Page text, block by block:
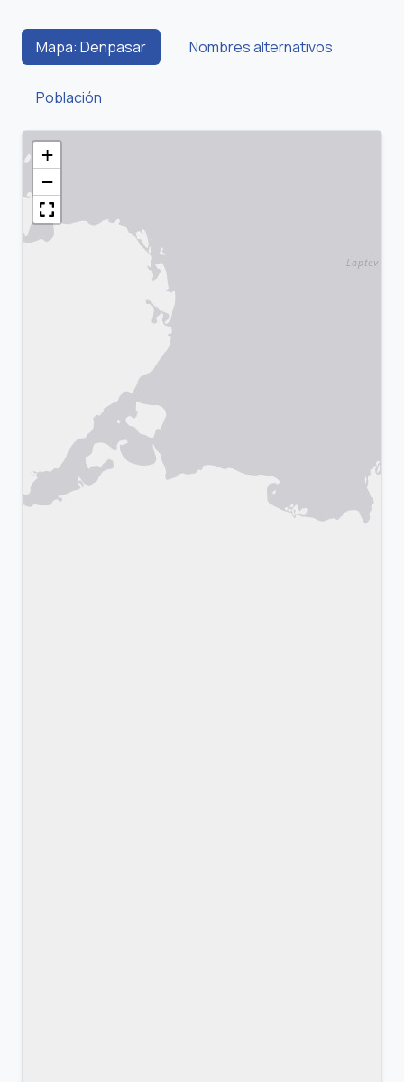
Mapa: Denpasar Nombres alternativos
Población
+
−